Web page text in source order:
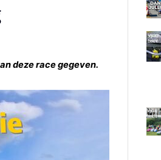
Lokale
EHPVA &
deze race gegeven.